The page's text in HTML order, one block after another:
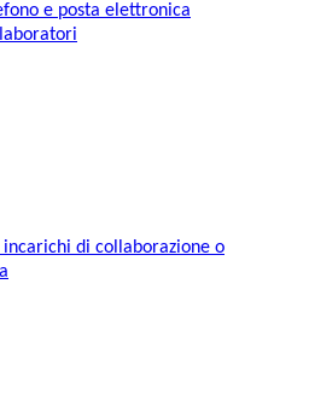
e posta elettronica
di collaborazione o